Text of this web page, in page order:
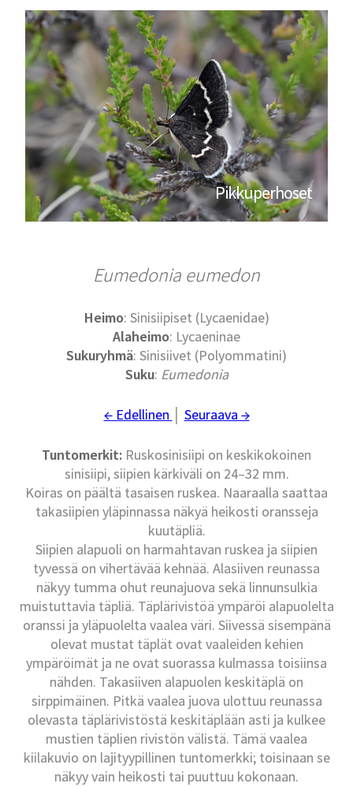
Pikkuperhoset
Eumedonia eumedon
Heimo: Sinisiipiset (Lycaenidae)
Alaheimo: Lycaeninae
Sukuryhmä: Sinisiivet (Polyommatini)
Suku: Eumedonia
← Edellinen Seuraava →
Tuntomerkit: Ruskosinisiipi on keskikokoinen
sinisiipi, siipien kärkiväli on 24–32 mm.
Koiras on päältä tasaisen ruskea. Naaraalla saattaa
takasiipien yläpinnassa näkyä heikosti oransseja
kuutäpliä.
Siipien alapuoli on harmahtavan ruskea ja siipien
tyvessä on vihertävää kehnää. Alasiiven reunassa
näkyy tumma ohut reunajuova sekä linnunsulkia
muistuttavia täpliä. Täplärivistöä ympäröi alapuolelta
oranssi ja yläpuolelta vaalea väri. Siivessä sisempänä
olevat mustat täplät ovat vaaleiden kehien
ympäröimät ja ne ovat suorassa kulmassa toisiinsa
nähden. Takasiiven alapuolen keskitäplä on
sirppimäinen. Pitkä vaalea juova ulottuu reunassa
olevasta täplärivistöstä keskitäplään asti ja kulkee
mustien täplien rivistön välistä. Tämä vaalea
kiilakuvio on lajityypillinen tuntomerkki; toisinaan se
näkyy vain heikosti tai puuttuu kokonaan.